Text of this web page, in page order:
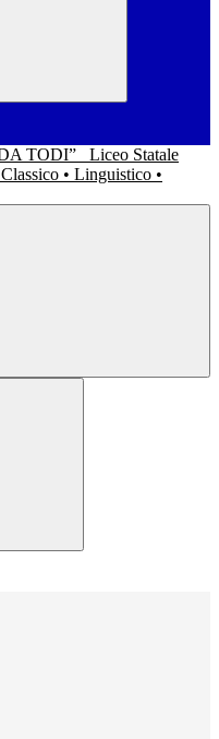
Liceo Statale
Classico • Linguistico •